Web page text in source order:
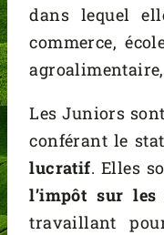
dans lequel
commerce,
Les Juniors
conférant le
lucratif. Elles
l’impôt sur les
travaillant